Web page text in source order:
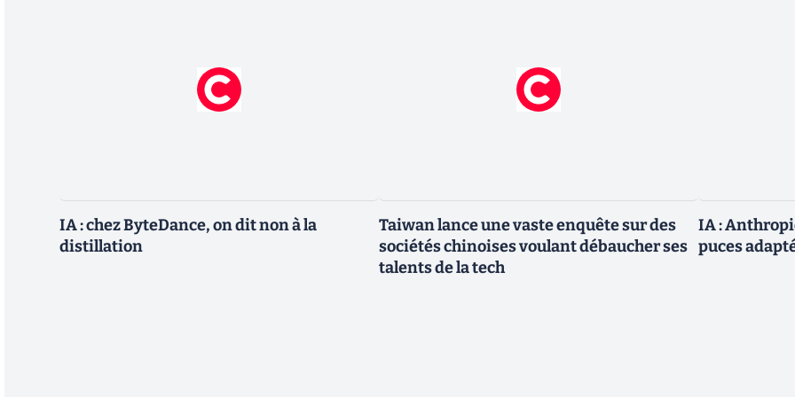
IA : chez ByteDance, on dit non à la
distillation
Taiwan lance une vaste enquête sur des
sociétés chinoises voulant débaucher ses
talents de la tech
IA :
puces